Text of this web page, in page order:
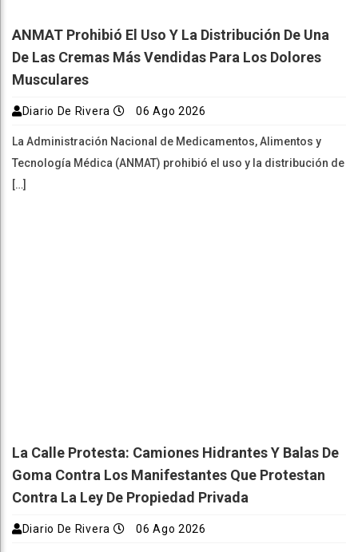
ANMAT Prohibió El Uso Y La Distribución De Una
De Las Cremas Más Vendidas Para Los Dolores
Musculares
Diario De Rivera 06 Ago 2026
La Administración Nacional de Medicamentos, Alimentos y
Tecnología Médica (ANMAT) prohibió el uso y la distribución de
[…]
La Calle Protesta: Camiones Hidrantes Y Balas De
Goma Contra Los Manifestantes Que Protestan
Contra La Ley De Propiedad Privada
Diario De Rivera 06 Ago 2026